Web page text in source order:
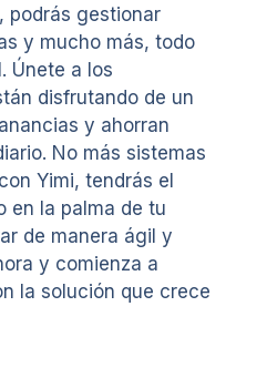
podrás gestionar
y mucho más, todo
Únete a los
disfrutando de un
y ahorran
No más sistemas
Yimi, tendrás el
en la palma de tu
de manera ágil y
y comienza a
la solución que crece